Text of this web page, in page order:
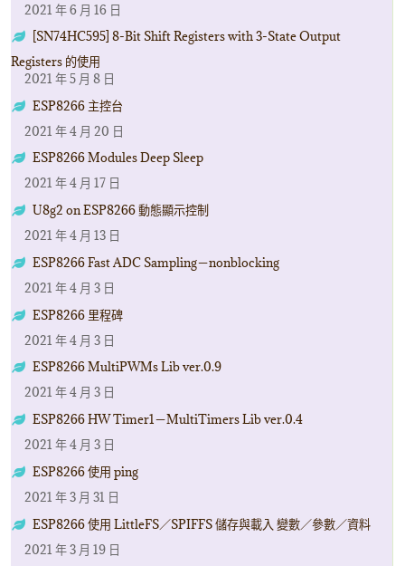
2021 年 6 月 16 日
[SN74HC595] 8-Bit Shift Registers with 3-State Output
Registers 的使用
2021 年 5 月 8 日
ESP8266 主控台
2021 年 4 月 20 日
ESP8266 Modules Deep Sleep
2021 年 4 月 17 日
U8g2 on ESP8266 動態顯示控制
2021 年 4 月 13 日
ESP8266 Fast ADC Sampling－nonblocking
2021 年 4 月 3 日
ESP8266 里程碑
2021 年 4 月 3 日
ESP8266 MultiPWMs Lib ver.0.9
2021 年 4 月 3 日
ESP8266 HW Timer1－MultiTimers Lib ver.0.4
2021 年 4 月 3 日
ESP8266 使用 ping
2021 年 3 月 31 日
ESP8266 使用 LittleFS／SPIFFS 儲存與載入 變數／參數／資料
2021 年 3 月 19 日